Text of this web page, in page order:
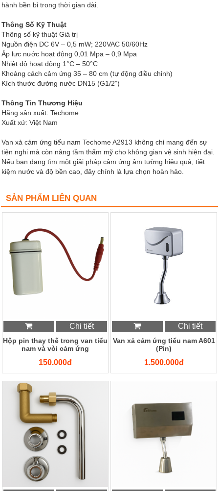
hành bền bỉ trong thời gian dài.
Thông Số Kỹ Thuật
Thông số kỹ thuật Giá trị
Nguồn điện DC 6V – 0,5 mW; 220VAC 50/60Hz
Áp lực nước hoạt động 0,01 Mpa – 0,9 Mpa
Nhiệt độ hoạt động 1°C – 50°C
Khoảng cách cảm ứng 35 – 80 cm (tự động điều chỉnh)
Kích thước đường nước DN15 (G1/2”)
Thông Tin Thương Hiệu
Hãng sản xuất: Techome
Xuất xứ: Việt Nam
Van xả cảm ứng tiểu nam Techome A2913 không chỉ mang đến sự
tiện nghi mà còn nâng tầm thẩm mỹ cho không gian vệ sinh hiện đại.
Nếu bạn đang tìm một giải pháp cảm ứng âm tường hiệu quả, tiết
kiệm nước và độ bền cao, đây chính là lựa chọn hoàn hảo.
SẢN PHẨM LIÊN QUAN
Chi tiết
Hộp pin thay thế trong van tiểu
nam và vòi cảm ứng
150.000đ
Chi tiết
Van xả cảm ứng tiểu nam A601
(Pin)
1.500.000đ